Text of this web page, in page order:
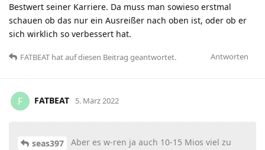
Bestwert seiner Karriere. Da muss man sowieso erstmal
schauen ob das nur ein Ausreißer nach oben ist, oder ob er
sich wirklich so verbessert hat.
Antworten
FATBEAT hatauf diesen Beitrag geantwortet.
F FATBEAT 5. März 2022
seas397
Aber es w-ren ja auch 10-15 Mios viel zu